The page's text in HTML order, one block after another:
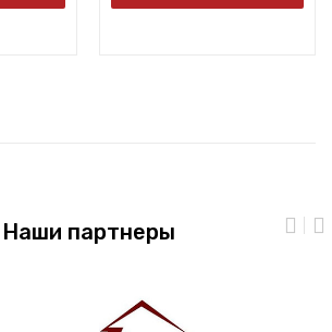
Наши партнеры